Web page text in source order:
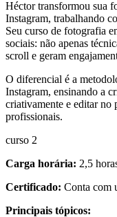
Héctor transformou sua
Instagram, trabalhando
Seu curso de fotografia
sociais: não apenas
scroll e geram
O diferencial é a
Instagram, ensinando a
criativamente e editar no
profissionais.
curso 2
Carga horária: 2,5
Certificado: Conta com
Principais tópicos: